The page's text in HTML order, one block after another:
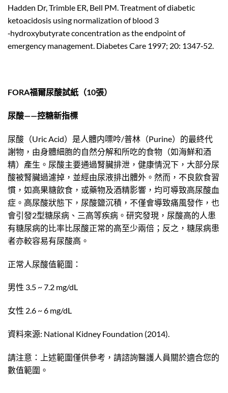
Hadden Dr, Trimble ER, Bell PM. Treatment of diabetic
ketoacidosis using normalization of blood 3
‐hydroxybutyrate concentration as the endpoint of
emergency management. Diabetes Care 1997; 20: 1347‐52.
FORA福爾尿酸試紙（10張）
尿酸——控糖新指標
尿酸（Uric Acid）是人體内嘌呤/普林（Purine）的最終代
謝物，由身體細胞的自然分解和所吃的食物（如海鮮和酒
精）產生。尿酸主要通過腎臟排泄，健康情況下，大部分尿
酸被腎臟過濾掉，並經由尿液排出體外。然而，不良飲食習
慣，如高果糖飲食，或藥物及酒精影響，均可導致高尿酸血
症。高尿酸狀態下，尿酸鹽沉積，不僅會導致痛風發作，也
會引發2型糖尿病、三高等疾病。研究發現，尿酸高的人患
有糖尿病的比率比尿酸正常的高至少兩倍；反之，糖尿病患
者亦較容易有尿酸高。
正常人尿酸值範圍：
男性 3.5 ~ 7.2 mg/dL
女性 2.6 ~ 6 mg/dL
資料來源: National Kidney Foundation (2014).
請注意：上述範圍僅供參考，請諮詢醫護人員關於適合您的
數值範圍。